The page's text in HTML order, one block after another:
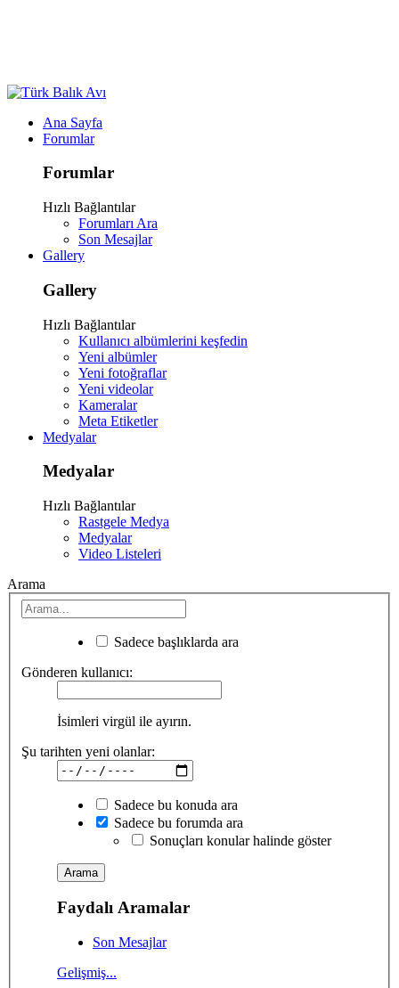
Ana Sayfa
Forumlar
Forumlar
Hızlı Bağlantılar
Forumları Ara
Son Mesajlar
Gallery
Gallery
Hızlı Bağlantılar
Kullanıcı albümlerini keşfedin
Yeni albümler
Yeni fotoğraflar
Yeni videolar
Kameralar
Meta Etiketler
Medyalar
Medyalar
Hızlı Bağlantılar
Rastgele Medya
Medyalar
Video Listeleri
Arama
Sadece başlıklarda ara
Gönderen kullanıcı:
İsimleri virgül ile ayırın.
Şu tarihten yeni olanlar:
Sadece bu konuda ara
Sadece bu forumda ara
Sonuçları konular halinde göster
Faydalı Aramalar
Son Mesajlar
Gelişmiş...